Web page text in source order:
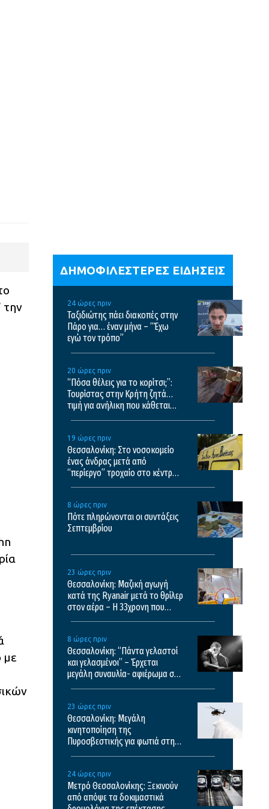
την
με
ΔΗΜΟΦΙΛΕΣΤΕΡΕΣ ΕΙΔΗΣΕΙΣ
24 ώρες πριν
Ταξιδιώτης πάει διακοπές στην
Πάρο για… έναν μήνα – “Έχω
εγώ τον τρόπο”
20 ώρες πριν
“Πόσα θέλεις για το κορίτσι;”:
Τουρίστας στην Κρήτη ζητά…
τιμή για ανήλικη που κάθεται
19 ώρες πριν
Θεσσαλονίκη: Στο νοσοκομείο
ένας άνδρας μετά από
“περίεργο” τροχαίο στο κέντρο
8 ώρες πριν
Πότε πληρώνονται οι συντάξεις
Σεπτεμβρίου
23 ώρες πριν
Θεσσαλονίκη: Μαζική αγωγή
κατά της Ryanair μετά το θρίλερ
στον αέρα – Η 33χρονη που
8 ώρες πριν
Θεσσαλονίκη: “Πάντα γελαστοί
και γελασμένοι” – Έρχεται
μεγάλη συναυλία- αφιέρωμα στο
23 ώρες πριν
Θεσσαλονίκη: Μεγάλη
κινητοποίηση της
Πυροσβεστικής για φωτιά στη
24 ώρες πριν
Μετρό Θεσσαλονίκης: Ξεκινούν
από απόψε τα δοκιμαστικά